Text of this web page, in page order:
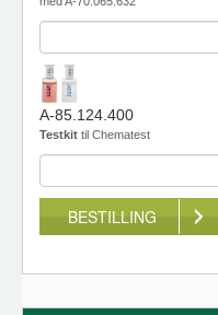
A-85.124.400
Testkit til Chematest
BESTILLING